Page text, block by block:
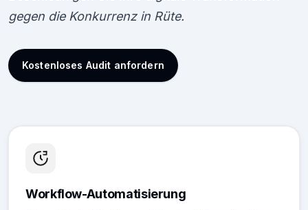
gegen die Konkurrenz in Rüte.
Kostenloses Audit anfordern
Workflow-Automatisierung